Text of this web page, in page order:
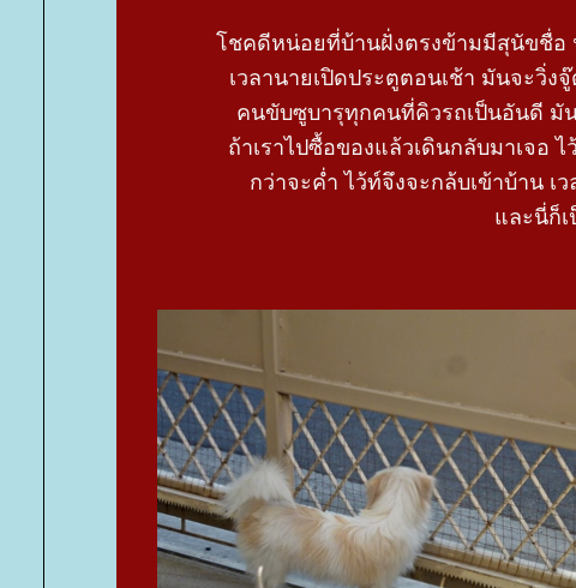
ชคดีหน่อยที่บ้านฝั่งตรงข้ามมีสุนัขชื่อ
เวลานายเปิดประตูตอนเช้า มันจะวิ่
คนขับซูบารุทุกคนที่คิวรถเป็นอันดี มั
ถ้าเราไปซื้อของแล้วเดินกลับมาเจอ
กว่าจะค่ำ ไว้ท์จึงจะกล้บเข้าบ้าน เ
ละนี่ก็เ